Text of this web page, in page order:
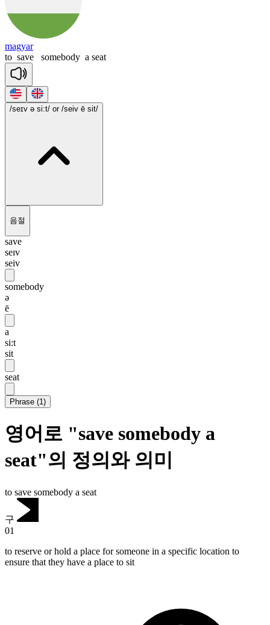
magyar
to save somebody a seat
/seɪv ə si:t/ or /seiv ē sit/
음절
save
seɪv
seiv
somebody
ə
ē
a
si:t
sit
seat
Phrase (1)
영어로 "save somebody a
seat"의 정의와 의미
to save somebody a seat
구
01
to reserve or hold a place for someone in a specific location to
ensure that they have a place to sit